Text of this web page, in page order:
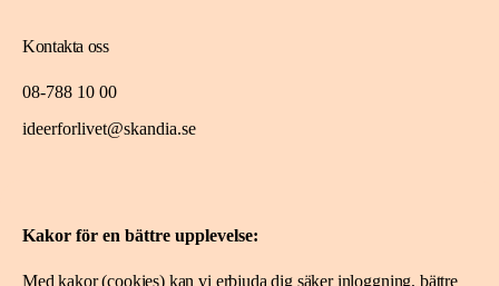
Om Idéer för livet
Spara i fonden
Kontakta oss
08-788 10 00
ideerforlivet@skandia.se
Kakor för en bättre upplevelse:
Med kakor (cookies) kan vi erbjuda dig säker inloggning, bättre